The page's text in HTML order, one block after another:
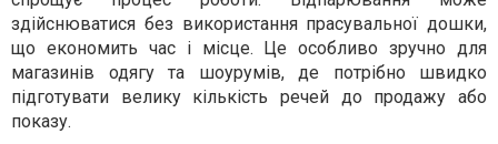
здійснюватися без використання прасувальної дошки,
що економить час і місце. Це особливо зручно для
магазинів одягу та шоурумів, де потрібно швидко
підготувати велику кількість речей до продажу або
показу.